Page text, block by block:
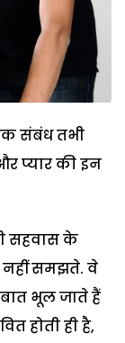
संबंध तभी
प्यार की इन
सहवास के
नहीं समझते. वे
भूल जाते हैं
होती ही है,